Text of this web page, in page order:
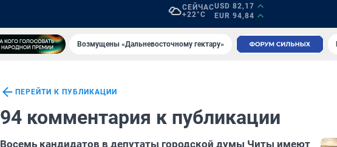
СЕЙЧАС
+22°C
USD 82,17
EUR 94,84
Возмущены «Дальневосточному гектару»
ПЕРЕЙТИ К ПУБЛИКАЦИИ
94 комментария к публикации
Восемь кандидатов в депутаты городской думы Читы имеют